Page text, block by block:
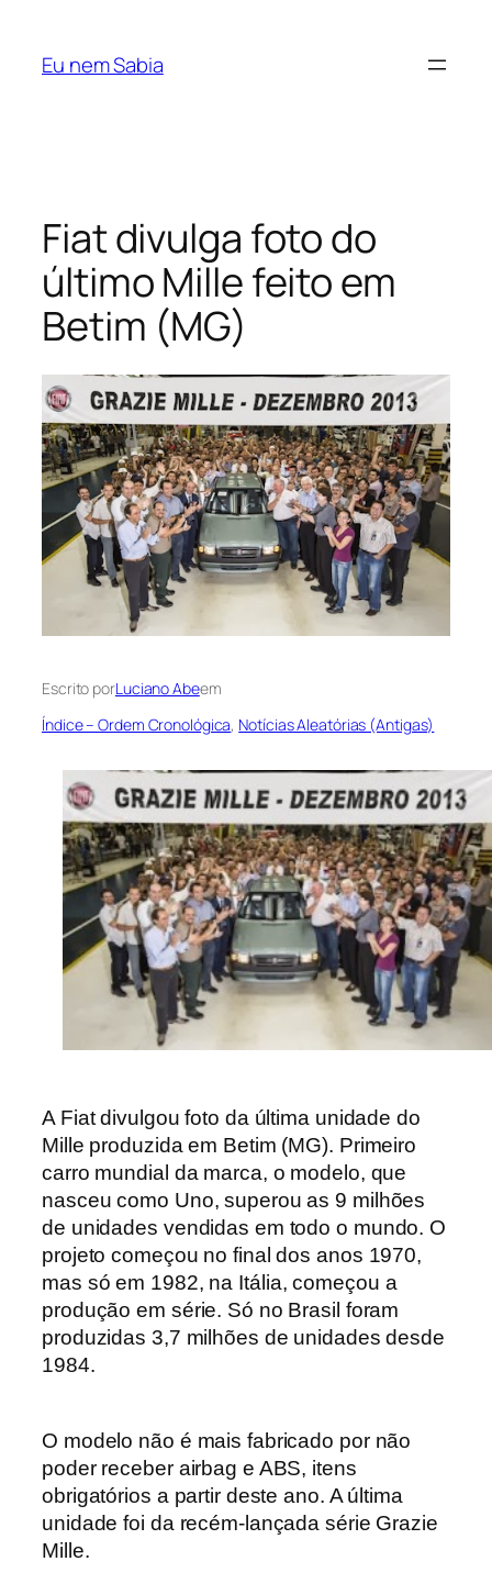
Eu nem Sabia
Fiat divulga foto do
último Mille feito em
Betim (MG)
Escrito porLuciano Abeem
Índice – Ordem Cronológica, Notícias Aleatórias (Antigas)
A Fiat divulgou foto da última unidade do
Mille produzida em Betim (MG). Primeiro
carro mundial da marca, o modelo, que
nasceu como Uno, superou as 9 milhões
de unidades vendidas em todo o mundo. O
projeto começou no final dos anos 1970,
mas só em 1982, na Itália, começou a
produção em série. Só no Brasil foram
produzidas 3,7 milhões de unidades desde
1984.
O modelo não é mais fabricado por não
poder receber airbag e ABS, itens
obrigatórios a partir deste ano. A última
unidade foi da recém-lançada série Grazie
Mille.